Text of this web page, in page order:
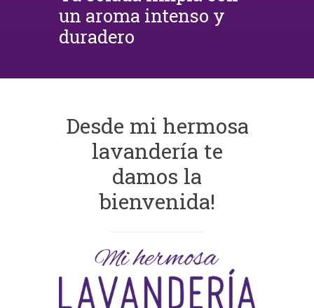
un aroma intenso y
duradero
Desde mi hermosa
lavandería te
damos la
bienvenida!